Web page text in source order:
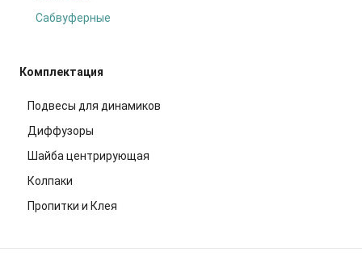
Сабвуферные
Комплектация
Подвесы для динамиков
Диффузоры
Шайба центрирующая
Колпаки
Пропитки и Клея